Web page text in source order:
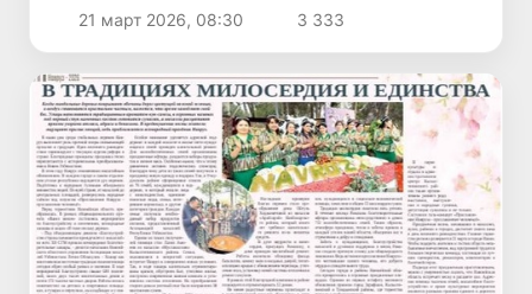
21 март 2026, 08:30 3 333